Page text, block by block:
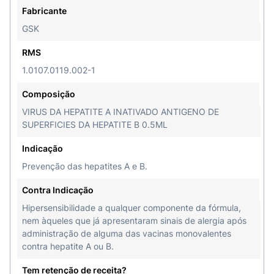
vírus e criar
reduzindo significativamente o risco de adoecer
Composição da Vacina Hepatite Twinrix
A Twinrix Adulto (1 mL) combina
da hepatite B (HBsAg):20 mcg e adsorvidos em
Leia com bastante atenção a composição
conhecê-la ajuda a evitar reações em quem tem
alergia a algum componente da fórmula.
atente-se a esses componentes para garantir que
você não possui alergia a esta vacina.
Qual a via de administração da vacina Twinrix?
Fabricante
GSK
RMS
1.0107.0119.002-1
Composição
VIRUS DA HEPATITE A INATIVADO ANTIGENO DE
SUPERFICIES DA HEPATITE B 0.5ML
Indicação
Prevenção das hepatites A e B.
Contra Indicação
Hipersensibilidade a qualquer componente da fórmula,
nem àqueles que já apresentaram sinais de alergia após
administração de alguma das vacinas monovalentes
contra hepatite A ou B.
Tem retenção de receita?